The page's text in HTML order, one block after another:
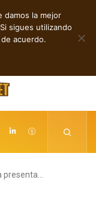
y fuerza
damos la mejor
sigues utilizando
acuerdo.